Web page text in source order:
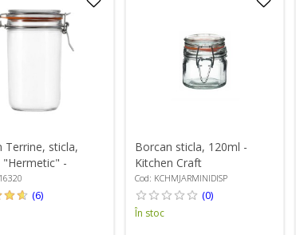
Terrine, sticla,
"Hermetic" -
(6)
Borcan sticla, 120ml -
Kitchen Craft
Cod: KCHMJARMINIDISP
(0)
În stoc